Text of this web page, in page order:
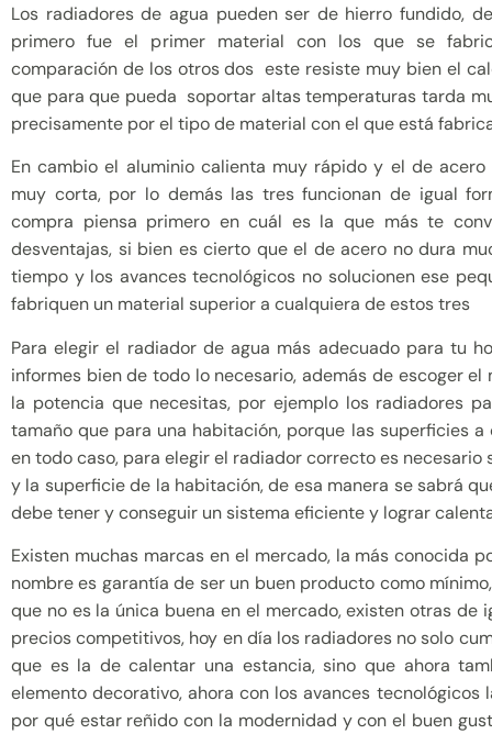
Los radiadores de agua pueden ser de hierro fundido,
primero fue el primer material con los que se
comparación de los otros dos este resiste muy bien el
que para que pueda soportar altas temperaturas tarda
precisamente por el tipo de material con el que está
En cambio el aluminio calienta muy rápido y el de
muy corta, por lo demás las tres funcionan de igual
compra piensa primero en cuál es la que más te
desventajas, si bien es cierto que el de acero no dura
tiempo y los avances tecnológicos no solucionen ese
fabriquen un material superior a cualquiera de estos tres
Para elegir el radiador de agua más adecuado para tu
informes bien de todo lo necesario, además de escoger
la potencia que necesitas, por ejemplo los radiadores
tamaño que para una habitación, porque las superficies
en todo caso, para elegir el radiador correcto es necesario
y la superficie de la habitación, de esa manera se sabrá
debe tener y conseguir un sistema eficiente y lograr
Existen muchas marcas en el mercado, la más conocida
nombre es garantía de ser un buen producto como
que no es la única buena en el mercado, existen otras de
precios competitivos, hoy en día los radiadores no solo
que es la de calentar una estancia, sino que ahora
elemento decorativo, ahora con los avances
por qué estar reñido con la modernidad y con el buen